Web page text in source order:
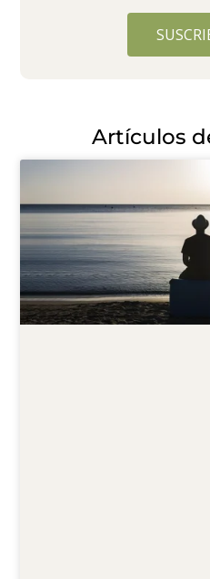
i
v
:
Artículos